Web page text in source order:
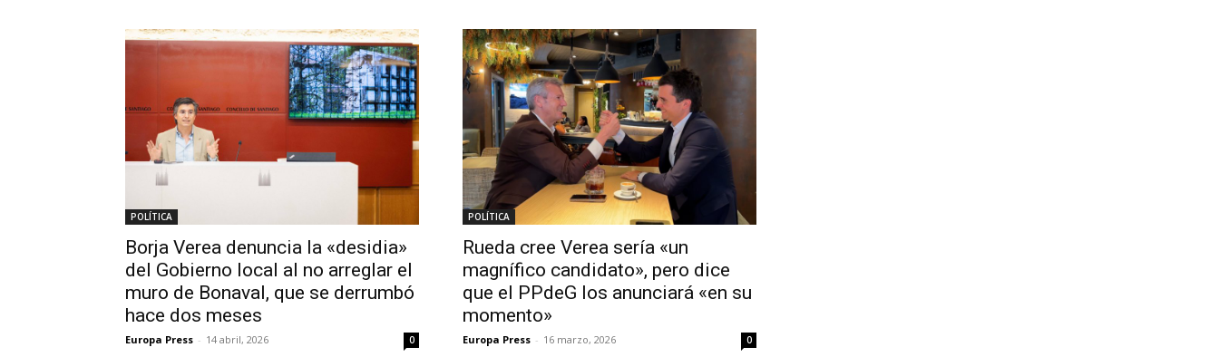
POLÍTICA
Borja Verea denuncia la «desidia»
del Gobierno local al no arreglar el
muro de Bonaval, que se derrumbó
hace dos meses
Europa Press - 14 abril, 2026 0
POLÍTICA
Rueda cree Verea sería «un
magnífico candidato», pero dice
que el PPdeG los anunciará «en su
momento»
Europa Press - 16 marzo, 2026 0